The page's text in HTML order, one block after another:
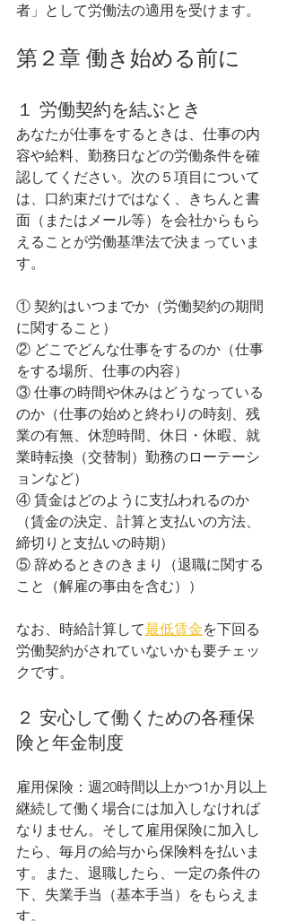
者」として労働法の適用を受けます。
第２章 働き始める前に
１ 労働契約を結ぶとき
あなたが仕事をするときは、仕事の内
容や給料、勤務日などの労働条件を確
認してください。次の５項目について
は、口約束だけではなく、きちんと書
面（またはメール等）を会社からもら
えることが労働基準法で決まっていま
す。
① 契約はいつまでか（労働契約の期間
に関すること）
② どこでどんな仕事をするのか（仕事
をする場所、仕事の内容）
③ 仕事の時間や休みはどうなっている
のか（仕事の始めと終わりの時刻、残
業の有無、休憩時間、休日・休暇、就
業時転換（交替制）勤務のローテーシ
ョンなど）
④ 賃金はどのように支払われるのか
（賃金の決定、計算と支払いの方法、
締切りと支払いの時期）
⑤ 辞めるときのきまり（退職に関する
こと（解雇の事由を含む））
なお、時給計算して最低賃金を下回る
労働契約がされていないかも要チェッ
クです。
２ 安心して働くための各種保
険と年金制度
雇用保険：週20時間以上かつ1か月以上
継続して働く場合には加入しなければ
なりません。そして雇用保険に加入し
たら、毎月の給与から保険料を払いま
す。また、退職したら、一定の条件の
下、失業手当（基本手当）をもらえま
す。